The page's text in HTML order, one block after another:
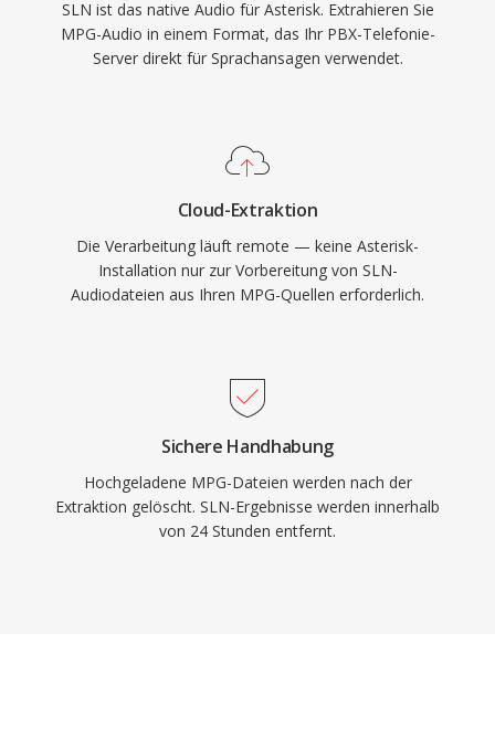
SLN ist das native Audio für Asterisk. Extrahieren Sie
MPG-Audio in einem Format, das Ihr PBX-Telefonie-
Server direkt für Sprachansagen verwendet.
Cloud-Extraktion
Die Verarbeitung läuft remote — keine Asterisk-
Installation nur zur Vorbereitung von SLN-
Audiodateien aus Ihren MPG-Quellen erforderlich.
Sichere Handhabung
Hochgeladene MPG-Dateien werden nach der
Extraktion gelöscht. SLN-Ergebnisse werden innerhalb
von 24 Stunden entfernt.